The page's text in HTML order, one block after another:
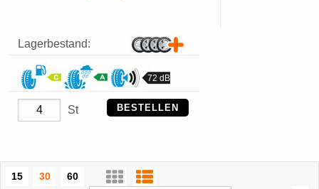
Lagerbestand:
72 dB
St BESTELLEN
15 30
60